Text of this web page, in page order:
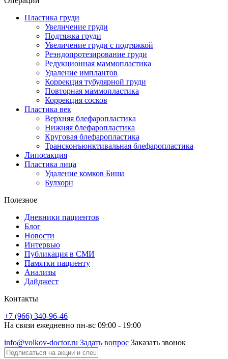
Пластика груди
Увеличение груди
Подтяжка груди
Увеличение груди с подтяжкой
Реэндопротезирование груди
Редукционная маммопластика
Удаление имплантов
Коррекция тубулярной груди
Повторная маммопластика
Коррекция сосков
Пластика век
Верхняя блефаропластика
Нижняя блефаропластика
Круговая блефаропластика
Трансконъюнктивальная блефаропластика
Липосакция
Пластика лица
Удаление комков Биша
Булхорн
Полезное
Дневники пациентов
Блог
Новости
Интервью
Публикация в СМИ
Памятки пациенту
Анализы
Дайджест
Контакты
+7 (966) 340-96-46
На связи ежедневно пн-вс 09:00 - 19:00
info@volkov-doctor.ru Задать вопрос Заказать звонок